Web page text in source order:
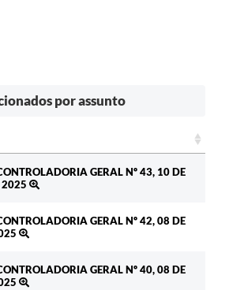
por assunto
GERAL Nº 43, 10 DE
2025
GERAL Nº 42, 08 DE
GERAL Nº 40, 08 DE